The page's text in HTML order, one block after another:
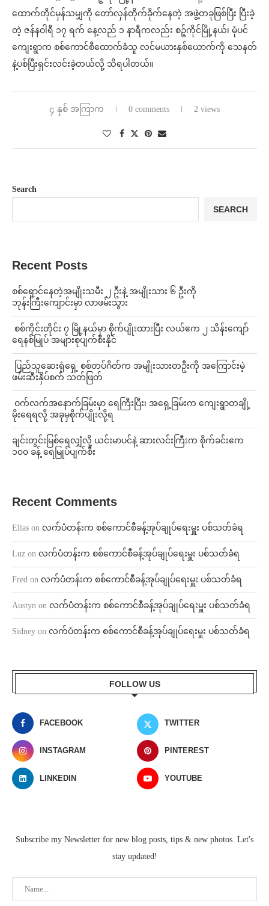
ထောက်တိုင်မှန်သမျှကို တော်လှန်တိုက်ခိုက်နေတဲ့ အဖွဲ့တခုဖြစ်ပြီး ပြီးခဲ့
တဲ့ ဇန်နဝါရီ ၁၇ ရက် နေ့လည် ၁ နာရီကလည်း စဉ့်ကိုင်မြို့နယ်၊ မုံပင်
ကျေးရွာက စစ်ကောင်စီထောက်ခံသူ လင်မယားနှစ်ယောက်ကို သေနတ်
နဲ့ပစ်ပြီးရှင်းလင်းခဲ့တယ်လို့ သိရပါတယ်။
၄ နှစ် အကြာက 0 comments 2 views
Search
SEARCH
Recent Posts
⁨စစ်ရှောင်နေတဲ့အမျိုးသမီး ၂ ဦးနဲ့ အမျိုးသား ၆ ဦးကို
ဘုန်းကြီးကျောင်းမှာ လာဖမ်းသွား
⁩ ⁨စစ်ကိုင်းတိုင်း ၇ မြို့နယ်မှာ စိုက်ပျိုးထားပြီး လယ်ဧက ၂ သိန်း​ကျော်
ရေနစ်မြုပ် အများစုပျက်စီးနိုင်
⁩ ⁨ပြည်သူဆေးရုံရှေ့ စစ်တပ်ဂိတ်က အမျိုးသားတဦးကို အကြောင်းမဲ့
ဖမ်းဆီးနှိပ်စက် သတ်ဖြတ်
⁩ ⁨ဝက်လက်အနောက်ခြမ်းမှာ ရေကြီးပြီး၊ အရှေ့ခြမ်းက ကျေးရွာတချို့
မိုးရေရလို့ အခုမှစိုက်ပျိုးလို့ရ
ချင်းတွင်းမြစ်ရေလျှံလို့ ယင်းမာပင်နဲ့ ဆားလင်းကြီးက စိုက်ခင်းဧက
၁၀၀ ခန့် ရေမြုပ်ပျက်စီး
Recent Comments
Elias on လက်ပံတန်းက စစ်ကောင်စီခန့်အုပ်ချုပ်ရေးမှူး ပစ်သတ်ခံရ
Luz on လက်ပံတန်းက စစ်ကောင်စီခန့်အုပ်ချုပ်ရေးမှူး ပစ်သတ်ခံရ
Fred on လက်ပံတန်းက စစ်ကောင်စီခန့်အုပ်ချုပ်ရေးမှူး ပစ်သတ်ခံရ
Austyn on လက်ပံတန်းက စစ်ကောင်စီခန့်အုပ်ချုပ်ရေးမှူး ပစ်သတ်ခံရ
Sidney on လက်ပံတန်းက စစ်ကောင်စီခန့်အုပ်ချုပ်ရေးမှူး ပစ်သတ်ခံရ
FOLLOW US
FACEBOOK TWITTER
INSTAGRAM PINTEREST
LINKEDIN YOUTUBE
Subscribe my Newsletter for new blog posts, tips & new photos. Let's
stay updated!